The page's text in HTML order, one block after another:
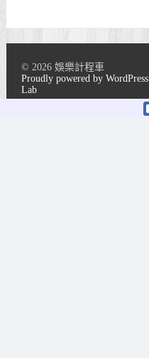
© 2026 娛樂計程車
Proudly powered by WordPress
Lab